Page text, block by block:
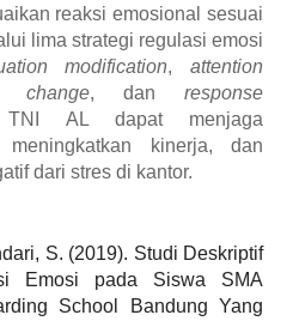
reaksi emosional sesuai
lima strategi regulasi emosi
modification, attention
change, dan response
TNI AL dapat menjaga
meningkatkan kinerja, dan
dari stres di kantor.
S. (2019). Studi Deskriptif
Emosi pada Siswa SMA
School Bandung Yang